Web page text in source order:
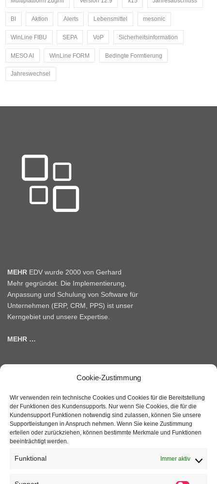
Cookie-Zustimmung
Wir verwenden rein technische Cookies und Cookies für die Bereitstellung
der Funktionen des Kundensupports. Nur wenn Sie Cookies, die für die
Kundensupport Funktionen notwendig sind zulassen, können Sie unsere
Supportleistungen in Anspruch nehmen. Wenn Sie keine Zustimmung
erteilen oder zurückziehen, können bestimmte Merkmale und Funktionen
beeinträchtigt werden.
Funktional Immer aktiv
BI Aktion Alerts Lebensmittel mesonic
WinLine FIBU SEPA VoP Sicherheitsinformation
MESO AI WinLine FORM Bedingte Formtierung
Jahreswechsel
MEHR EDV wurde 2000 von Gerhard
Mehr gegründet. Die Implementierung,
Anpassung und Schulung von Software für
Unternehmen (ERP, CRM, PPS) ist unser
Kerngebiet und unsere Expertise.
MEHR …
Währinger Str. 97/9
1180 Wien
+43 1 4030712
wien@mehr-edv.com
Brixentaler Str. 46